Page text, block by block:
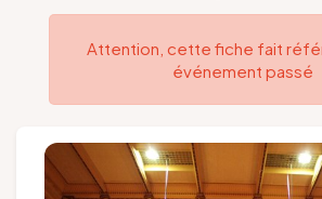
Presse
Groupes et voyagistes
Attention, cette fiche fait
événement passé